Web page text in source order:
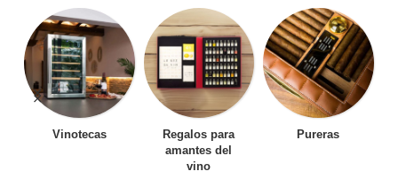
Vinotecas
Regalos para
amantes del
vino
Pureras